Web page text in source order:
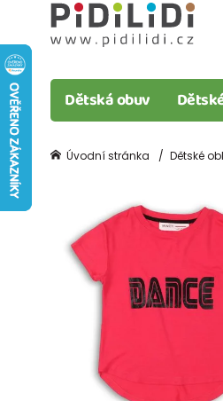
Dětská obuv
Úvodní stránka Dětské